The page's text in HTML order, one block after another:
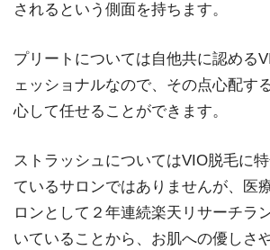
されるという側面を持ちます。
プリートについては自他共に認める
ェッショナルなので、その点心配す
心して任せることができます。
ストラッシュについてはVIO脱毛に
ているサロンではありませんが、医
ロンとして２年連続楽天リサーチラ
いていることから、お肌への優しさ